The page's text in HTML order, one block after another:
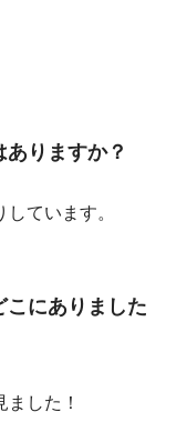
りますか？
ています。
こにありました
した！